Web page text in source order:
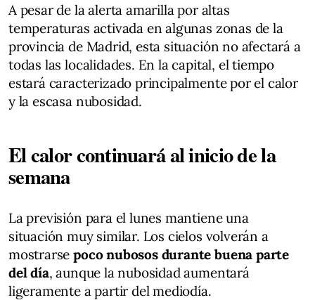
A pesar de la alerta amarilla por altas
temperaturas activada en algunas zonas de la
provincia de Madrid, esta situación no afectará a
todas las localidades. En la capital, el tiempo
estará caracterizado principalmente por el calor
y la escasa nubosidad.
El calor continuará al inicio de la
semana
La previsión para el lunes mantiene una
situación muy similar. Los cielos volverán a
mostrarsepoco nubosos durante buena parte
del día, aunque la nubosidad aumentará
ligeramente a partir del mediodía.